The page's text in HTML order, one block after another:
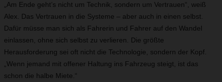
„Am Ende geht’s nicht um Technik, sondern um Vertrauen“, weiß
Alex. Das Vertrauen in die Systeme – aber auch in einen selbst.
Dafür müsse man sich als Fahrerin und Fahrer auf den Wandel
einlassen, ohne sich selbst zu verlieren. Die größte
Herausforderung sei oft nicht die Technologie, sondern der Kopf.
„Wenn jemand mit offener Haltung ins Fahrzeug steigt, ist das
schon die halbe Miete.“